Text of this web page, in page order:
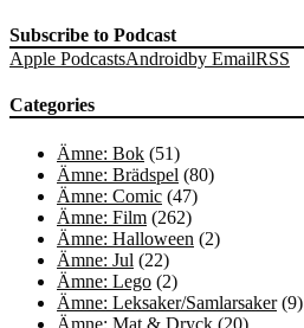
Subscribe to Podcast
Apple PodcastsAndroidby EmailRSS
Categories
Ämne: Bok (51)
Ämne: Brädspel (80)
Ämne: Comic (47)
Ämne: Film (262)
Ämne: Halloween (2)
Ämne: Jul (22)
Ämne: Lego (2)
Ämne: Leksaker/Samlarsaker(9)